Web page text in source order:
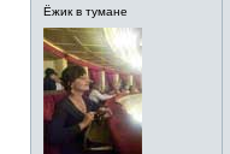
Ёжик в тумане